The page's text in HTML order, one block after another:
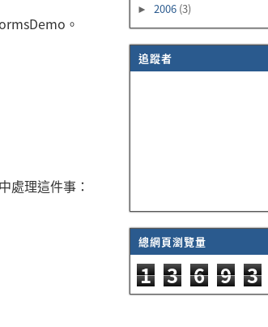
。
處理這件事：
► 2006 (3)
追蹤者
總網頁瀏覽量
1 3 6 9 3